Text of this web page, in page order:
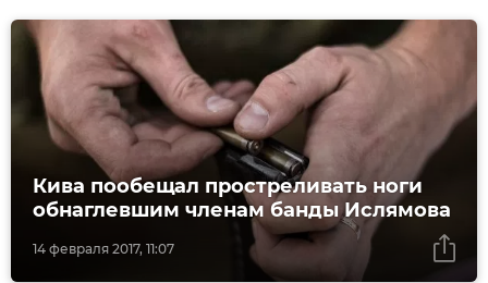
14 февраля 2017, 11:07
Кива пообещал простреливать ноги
обнаглевшим членам банды Ислямова